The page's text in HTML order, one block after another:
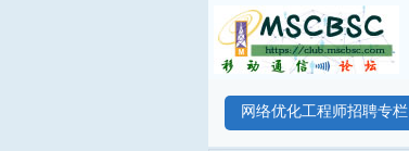
网络优化工程师招聘专栏